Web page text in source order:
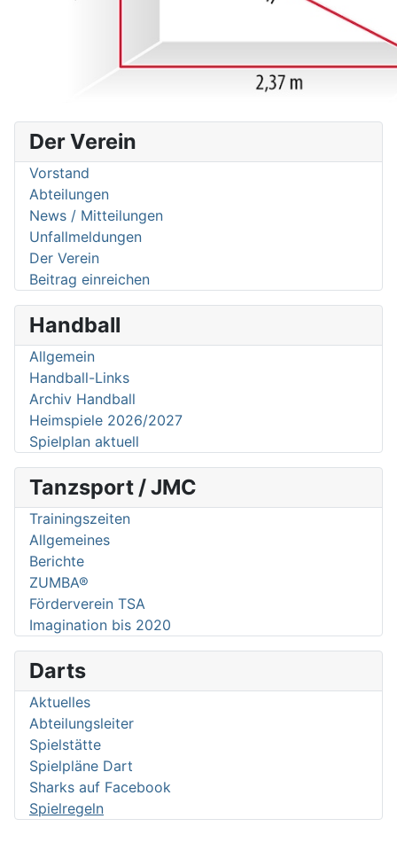
Der Verein
Vorstand
Abteilungen
News / Mitteilungen
Unfallmeldungen
Der Verein
Beitrag einreichen
Handball
Allgemein
Handball-Links
Archiv Handball
Heimspiele 2026/2027
Spielplan aktuell
Tanzsport / JMC
Trainingszeiten
Allgemeines
Berichte
ZUMBA®
Förderverein TSA
Imagination bis 2020
Darts
Aktuelles
Abteilungsleiter
Spielstätte
Spielpläne Dart
Sharks auf Facebook
Spielregeln